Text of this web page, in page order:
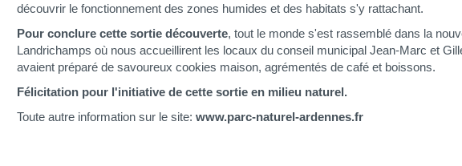
découvrir le fonctionnement des zones humides et des habitats s'y rattachant.
Pour conclure cette sortie découverte, tout le monde s'est rassemblé dans la
Landrichamps où nous accueillirent les locaux du conseil municipal Jean-Marc et
avaient préparé de savoureux cookies maison, agrémentés de café et boissons.
Félicitation pour l'initiative de cette sortie en milieu naturel.
Toute autre information sur le site: www.parc-naturel-ardennes.fr